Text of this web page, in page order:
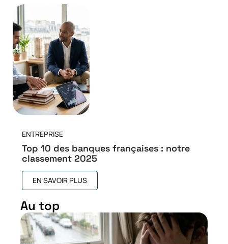
ENTREPRISE
Top 10 des banques françaises : notre
classement 2025
EN SAVOIR PLUS
Au top